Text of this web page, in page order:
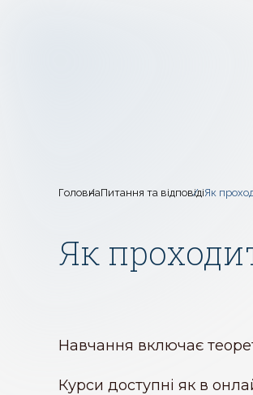
ГоловнаПитання та відповідіЯк
Як
Навчання включає
Курси доступні як в